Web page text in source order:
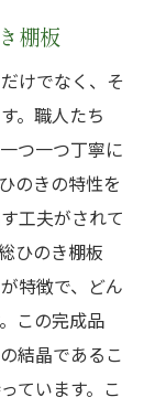
棚板
けでなく、そ
。職人たち
つ一つ丁寧に
のきの特性を
工夫がされて
ひのき棚板
特徴で、どん
この完成品
結晶であるこ
ています。こ